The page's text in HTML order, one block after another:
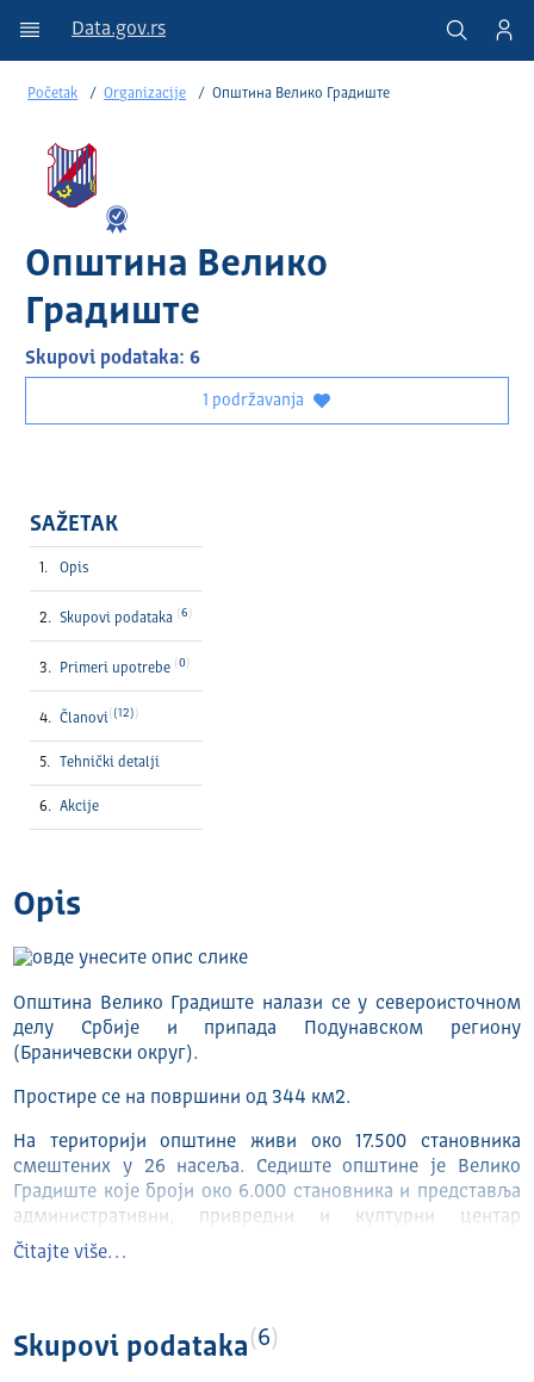
Data.gov.rs
Početak Organizacije Општина Велико Градиште
Општина Велико
Градиште
Skupovi podataka: 6
1 podržavanja
SAŽETAK
Opis
Skupovi podataka 6
Primeri upotrebe 0
Članovi (12)
Tehnički detalјi
Akcije
Opis
Општина Велико Градиште налази се у североисточном
делу Србије и припада Подунавском региону
(Браничевски округ).
Простире се на површини од 344 км2.
На територији општине живи око 17.500 становника
смештених у 26 насеља. Седиште општине је Велико
Градиште које броји око 6.000 становника и представља
административни, привредни и културни центар
општине. На привременом раду у иностранству налази
се преко 5.500 грађана (углавном у земљама западне
Велико Градиште се на западу граничи са општином
Мало Црниће, на југоистоку са општином Кучево, а на
Čitajte više…
Skupovi podataka 6